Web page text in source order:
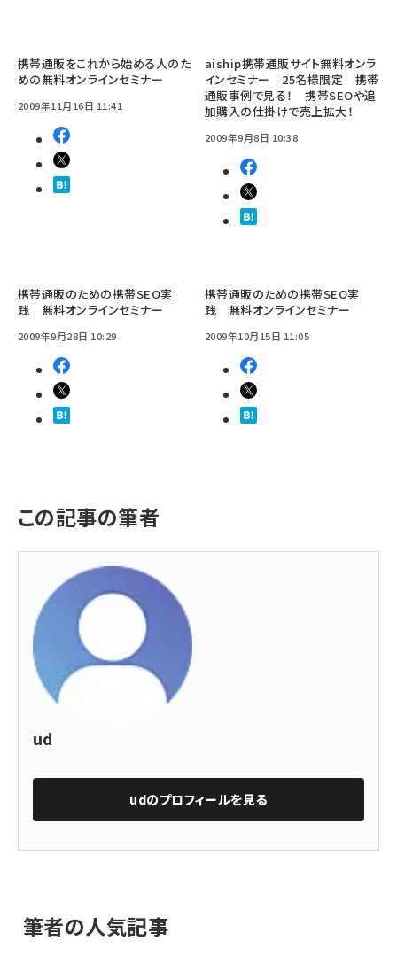
携帯通販をこれから始める人のた
めの無料オンラインセミナー
2009年11月16日 11:41
aiship携帯通販サイト無料オンラ
インセミナー 25名様限定 携帯
通販事例で見る！ 携帯SEOや追
加購入の仕掛けで売上拡大！
2009年9月8日 10:38
携帯通販のための携帯SEO実
践 無料オンラインセミナー
2009年9月28日 10:29
携帯通販のための携帯SEO実
践 無料オンラインセミナー
2009年10月15日 11:05
この記事の筆者
ud
udのプロフィールを見る
筆者の人気記事